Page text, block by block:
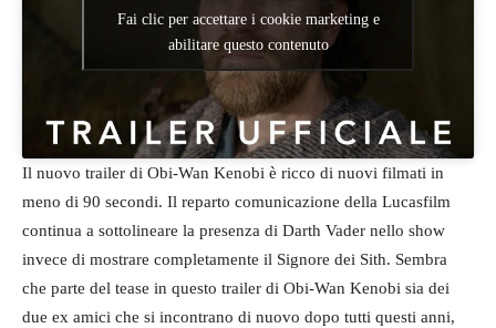
Fai clic per accettare i cookie marketing e
abilitare questo contenuto
Il nuovo trailer di Obi-Wan Kenobi è ricco di nuovi filmati in
meno di 90 secondi. Il reparto comunicazione della Lucasfilm
continua a sottolineare la presenza di Darth Vader nello show
invece di mostrare completamente il Signore dei Sith. Sembra
che parte del tease in questo trailer di Obi-Wan Kenobi sia dei
due ex amici che si incontrano di nuovo dopo tutti questi anni,